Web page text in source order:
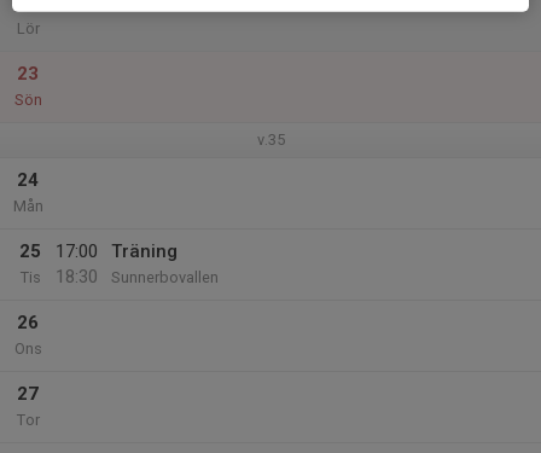
Lör
23
Sön
v.35
24
Mån
25
Tis
17:00
18:30
Träning
Sunnerbovallen
26
Ons
27
Tor